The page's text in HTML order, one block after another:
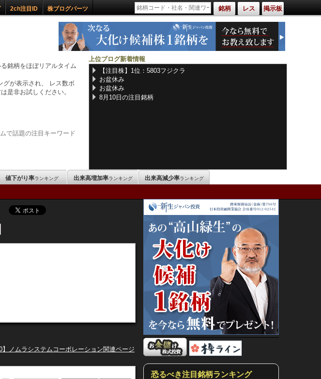
2ch注目ID 株ブログパーツ 銘柄 レス 掲示板
銘柄をほぼリアルタイム
グが表示され、 レス数ボ
是非お試しください。
で話題の注目キーワード
上位ブログ新着情報
【注目株】1位：5803フジクラ
お盆休み
お盆休み
8月10日の注目銘柄
値下がり率ランキング 出来高増加率ランキング 出来高減少率ランキング
】ノムラシステムコーポレーション関連ページ
恐るべき注目銘柄ランキング